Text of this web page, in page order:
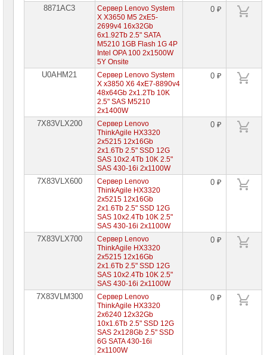
сетевое
оборудование
системы
хранения
Компоненты
питания
обеспечение
8871AC3
Сервер Lenovo System
X X3650 M5 2xE5-
2699v4 16x32Gb
6x1.92Tb 2.5" SATA
M5210 1GB Flash 1G 4P
Intel OPA 100 2x1500W
5Y Onsite
0 ₽
U0AHM21
Сервер Lenovo System
X x3850 X6 4xE7-8890v4
48x64Gb 2x1.2Tb 10K
2.5" SAS M5210
2x1400W
0 ₽
7X83VLX200
Сервер Lenovo
ThinkAgile HX3320
2x5215 12x16Gb
2x1.6Tb 2.5" SSD 12G
SAS 10x2.4Tb 10K 2.5"
SAS 430-16i 2x1100W
0 ₽
7X83VLX600
Сервер Lenovo
ThinkAgile HX3320
2x5215 12x16Gb
2x1.6Tb 2.5" SSD 12G
SAS 10x2.4Tb 10K 2.5"
SAS 430-16i 2x1100W
0 ₽
7X83VLX700
Сервер Lenovo
ThinkAgile HX3320
2x5215 12x16Gb
2x1.6Tb 2.5" SSD 12G
SAS 10x2.4Tb 10K 2.5"
SAS 430-16i 2x1100W
0 ₽
7X83VLM300
Сервер Lenovo
ThinkAgile HX3320
2x6240 12x32Gb
10x1.6Tb 2.5" SSD 12G
SAS 2x128Gb 2.5" SSD
6G SATA 430-16i
2x1100W
0 ₽